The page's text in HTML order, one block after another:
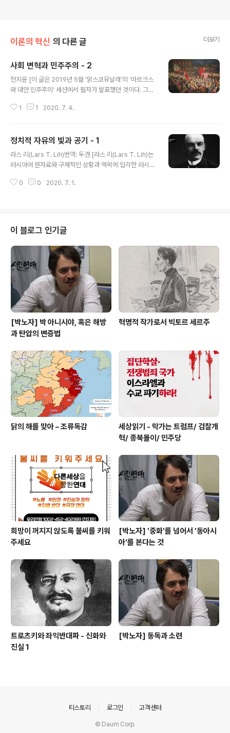
이론의 혁신 의 다른 글 더보기
사회 변혁과 민주주의 - 2
전지윤 [이 글은 2019년 5월 ‘맑스코뮤날레’의 ‘마르크스
와 대안 민주주의’ 세션에서 필자가 발표했던 것이다. 그러
결과적으로 어긋난 예측들도 볼 수 있다. 특히 지난해 여름
만 지나서 일단 올린다. 이 글에 있던 많은 각주들은 편의상
생략했다. 글이 매우 길어서 2번에 나누어 올린다. 이 글은
2 번째이다.] 사회주의적 민주주의의 이상과 혁명의 필요
권력까지 통제하는 것, 그것은 사회주의적 민주주의의 이
1 1 2020. 7. 4.
정치적 자유의 빛과 공기 - 1
라스 리(Lars T. Lih)번역: 두견 [라스 리(Lars T. Lih)는
러시아어 원자료와 구체적인 상황과 맥락에 입각한 러시아
고, 수많은 책과 논문을 쓴 역사학자이다. 그의 대표적인 저
이중적이고 모순적인 태도를 탐구한다. 글이 길어서 두번
에 나누어 싣고 이번 글은 첫번째이다.] 출처: https://we
eklyworker.co.uk/worker/833/light-and-air-of-
political-freedom/ 역사학자로서 나에게, 19세기 유럽
의 역사에 관한 가..
0 0 2020. 7. 1.
이 블로그 인기글
[박노자] 박 아니시야, 혹은 해방
과 탄압의 변증법
혁명적 작가로서 빅토르 세르주
닭의 해를 맞아 – 조류독감
세상읽기 - 막가는 트럼프/ 검찰개
혁/ 종북몰이/ 민주당
희망이 꺼지지 않도록 불씨를 키워
주세요
[박노자] '중화'를 넘어서 '동아시
아'를 본다는 것
트로츠키와 좌익반대파 - 신화와
진실 1
[박노자] 동독과 소련
티스토리 로그인 고객센터
© Daum Corp.